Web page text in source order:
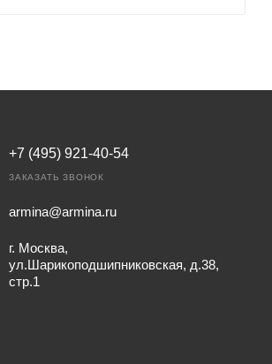
+7 (495) 921-40-54
ЗАКАЗАТЬ ЗВОНОК
armina@armina.ru
г. Москва,
ул.Шарикоподшипниковская, д.38,
стр.1